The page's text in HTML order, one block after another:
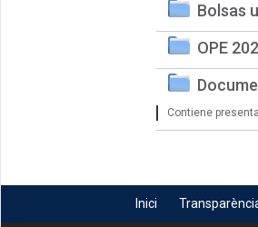
Bolsas
OPE
Contiene
Inici